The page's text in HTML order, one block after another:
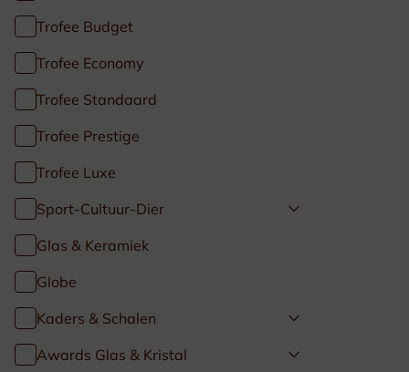
Trofee Budget
Trofee Economy
Trofee Standaard
Trofee Prestige
Trofee Luxe
Sport-Cultuur-Dier
Glas & Keramiek
Globe
Kaders & Schalen
Awards Glas & Kristal